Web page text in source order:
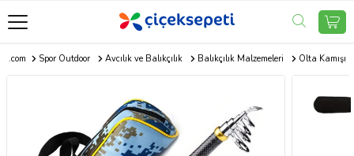
Spor Outdoor Avcılık ve Balıkçılık Balıkçılık Malzemeleri Olta Kamışı